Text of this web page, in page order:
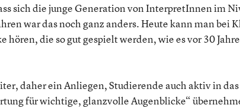
sich die junge Generation von InterpretInnen im
war das noch ganz anders. Heute kann man bei
hören, die so gut gespielt werden, wie es vor 30
daher ein Anliegen, Studierende auch aktiv in
für wichtige, glanzvolle Augenblicke“